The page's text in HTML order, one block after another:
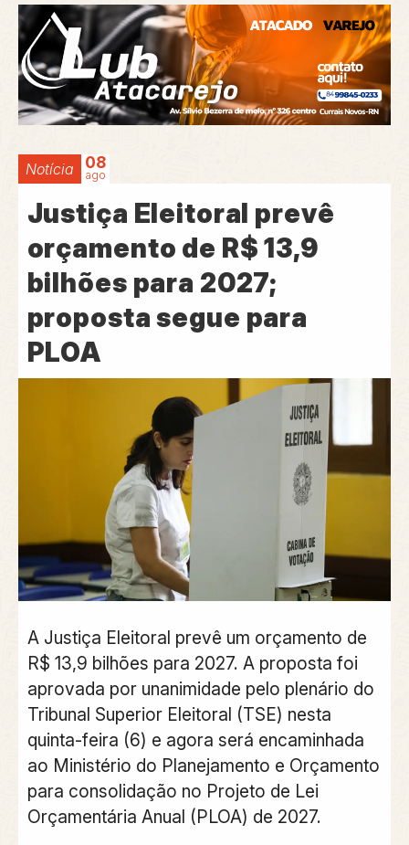
Notícia 08
ago
Justiça Eleitoral prevê
orçamento de R$ 13,9
bilhões para 2027;
proposta segue para
PLOA
A Justiça Eleitoral prevê um orçamento de
R$ 13,9 bilhões para 2027. A proposta foi
aprovada por unanimidade pelo plenário do
Tribunal Superior Eleitoral (TSE) nesta
quinta-feira (6) e agora será encaminhada
ao Ministério do Planejamento e Orçamento
para consolidação no Projeto de Lei
Orçamentária Anual (PLOA) de 2027.